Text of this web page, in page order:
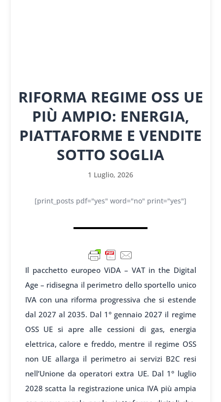
RIFORMA REGIME OSS UE
PIÙ AMPIO: ENERGIA,
PIATTAFORME E VENDITE
SOTTO SOGLIA
1 Luglio, 2026
[print_posts pdf="yes" word="no" print="yes"]
Il pacchetto europeo ViDA – VAT in the Digital
Age – ridisegna il perimetro dello sportello unico
IVA con una riforma progressiva che si estende
dal 2027 al 2035. Dal 1° gennaio 2027 il regime
OSS UE si apre alle cessioni di gas, energia
elettrica, calore e freddo, mentre il regime OSS
non UE allarga il perimetro ai servizi B2C resi
nell’Unione da operatori extra UE. Dal 1° luglio
2028 scatta la registrazione unica IVA più ampia